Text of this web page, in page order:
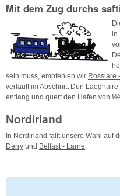
Mit dem Zug durchs
in
sein muss, empfehlen wir Rosslare
verläuft im Abschnitt Dun Laoghaire
entlang und quert den Hafen von
Nordirland
In Nordirland fällt unsere Wahl auf
Derry und Belfast - Larne.